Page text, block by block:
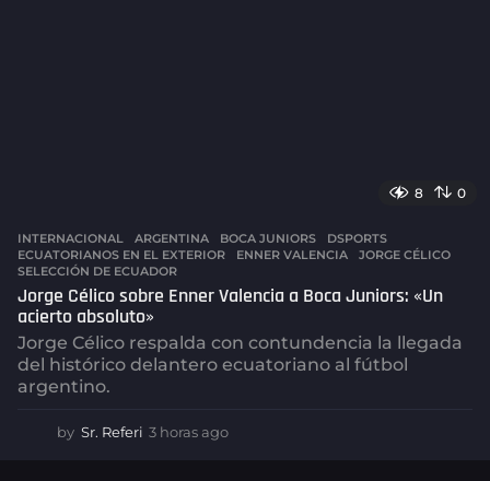
8 0
INTERNACIONAL ,ARGENTINA BOCA JUNIORS ,DSPORTS
ECUATORIANOS EN EL EXTERIOR
,ENNER VALENCIA ,JORGE CÉLICO
SELECCIÓN DE ECUADOR
Jorge Célico sobre Enner Valencia a Boca Juniors: «Un
acierto absoluto»
Jorge Célico respalda con contundencia la llegada
del histórico delantero ecuatoriano al fútbol
argentino.
by Sr. Referi 3 horas ago